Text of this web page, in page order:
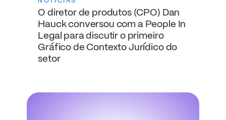
O diretor de produtos (CPO) Dan
Hauck conversou com a People In
Legal para discutir o primeiro
Gráfico de Contexto Jurídico do
setor